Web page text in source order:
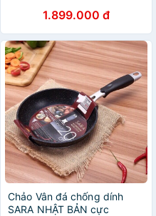
1.899.000 đ
Chảo Vân đá chống dính
SARA NHẬT BẢN cực